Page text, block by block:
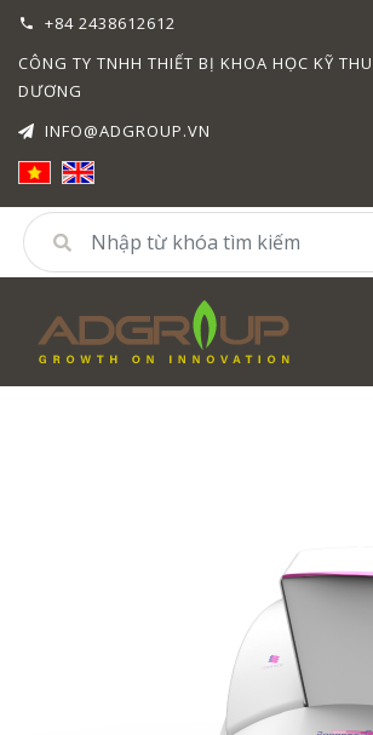
+84 2438612612
CÔNG TY TNHH THIẾT BỊ KHOA HỌC KỸ
DƯƠNG
INFO@ADGROUP.VN